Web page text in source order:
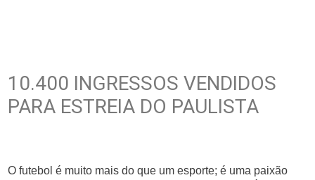
10.400 INGRESSOS VENDIDOS
PARA ESTREIA DO PAULISTA
O futebol é muito mais do que um esporte; é uma paixão